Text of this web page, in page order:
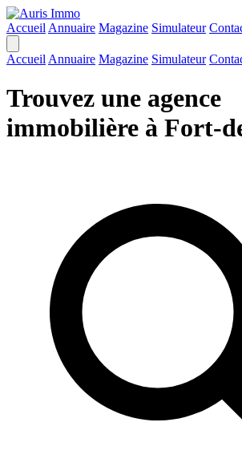
Accueil Annuaire Magazine Simulateur
Accueil Annuaire Magazine Simulateur
Trouvez une agence
immobilière à Fort-